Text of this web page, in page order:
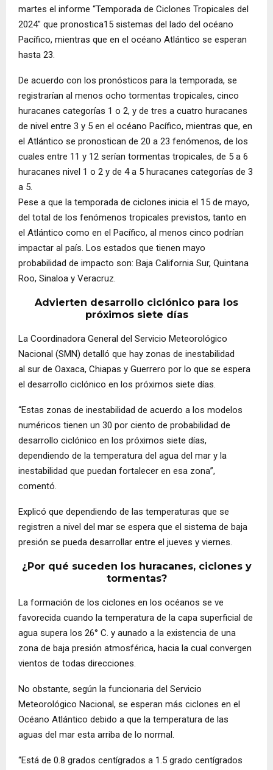
martes el informe “Temporada de Ciclones Tropicales del
2024″ que pronostica15 sistemas del lado del océano
Pacífico, mientras que en el océano Atlántico se esperan
hasta 23.
De acuerdo con los pronósticos para la temporada, se
registrarían al menos ocho tormentas tropicales, cinco
huracanes categorías 1 o 2, y de tres a cuatro huracanes
de nivel entre 3 y 5 en el océano Pacífico, mientras que, en
el Atlántico se pronostican de 20 a 23 fenómenos, de los
cuales entre 11 y 12 serían tormentas tropicales, de 5 a 6
huracanes nivel 1 o 2 y de 4 a 5 huracanes categorías de 3
a 5.
Pese a que la temporada de ciclones inicia el 15 de mayo,
del total de los fenómenos tropicales previstos, tanto en
el Atlántico como en el Pacífico, al menos cinco podrían
impactar al país. Los estados que tienen mayo
probabilidad de impacto son: Baja California Sur, Quintana
Roo, Sinaloa y Veracruz.
Advierten desarrollo ciclónico para los
próximos siete días
La Coordinadora General del Servicio Meteorológico
Nacional (SMN) detalló que hay zonas de inestabilidad
al sur de Oaxaca, Chiapas y Guerrero por lo que se espera
el desarrollo ciclónico en los próximos siete días.
“Estas zonas de inestabilidad de acuerdo a los modelos
numéricos tienen un 30 por ciento de probabilidad de
desarrollo ciclónico en los próximos siete días,
dependiendo de la temperatura del agua del mar y la
inestabilidad que puedan fortalecer en esa zona”,
comentó.
Explicó que dependiendo de las temperaturas que se
registren a nivel del mar se espera que el sistema de baja
presión se pueda desarrollar entre el jueves y viernes.
¿Por qué suceden los huracanes, ciclones y
tormentas?
La formación de los ciclones en los océanos se ve
favorecida cuando la temperatura de la capa superficial de
agua supera los 26° C. y aunado a la existencia de una
zona de baja presión atmosférica, hacia la cual convergen
vientos de todas direcciones.
No obstante, según la funcionaria del Servicio
Meteorológico Nacional, se esperan más ciclones en el
Océano Atlántico debido a que la temperatura de las
aguas del mar esta arriba de lo normal.
“Está de 0.8 grados centígrados a 1.5 grado centígrados